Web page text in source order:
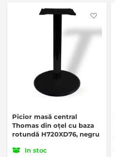
Picior masă central
Thomas din oțel cu baza
rotundă H720XD76, negru
In stoc